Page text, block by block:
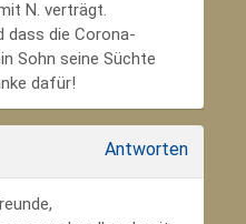
N. verträgt.
dass die Corona-
Sohn seine Süchte
dafür!
Antworten